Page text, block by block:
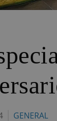
GENERAL